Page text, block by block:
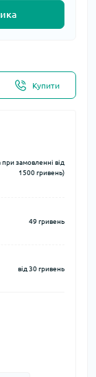
Купити
замовленні від
1500 гривень)
49 гривень
від 30 гривень